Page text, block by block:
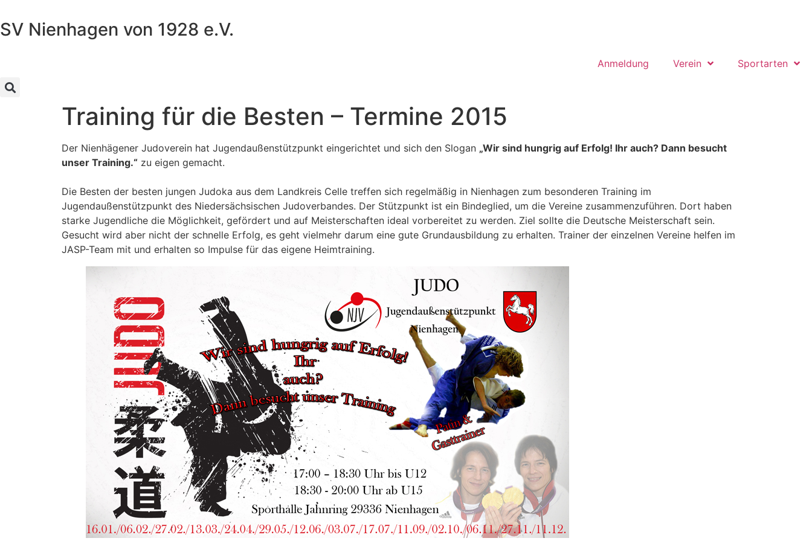
SV Nienhagen von 1928 e.V.
Anmeldung Verein Sportarten
Training für die Besten – Termine 2015
Der Nienhägener Judoverein hat Jugendaußenstützpunkt eingerichtet und sich den Slogan „Wir sind hungrig auf Erfolg! Ihr auch? Dann besucht
unser Training.“ zu eigen gemacht.
Die Besten der besten jungen Judoka aus dem Landkreis Celle treffen sich regelmäßig in Nienhagen zum besonderen Training im
Jugendaußenstützpunkt des Niedersächsischen Judoverbandes. Der Stützpunkt ist ein Bindeglied, um die Vereine zusammenzuführen. Dort haben
starke Jugendliche die Möglichkeit, gefördert und auf Meisterschaften ideal vorbereitet zu werden. Ziel sollte die Deutsche Meisterschaft sein.
Gesucht wird aber nicht der schnelle Erfolg, es geht vielmehr darum eine gute Grundausbildung zu erhalten. Trainer der einzelnen Vereine helfen im
JASP-Team mit und erhalten so Impulse für das eigene Heimtraining.